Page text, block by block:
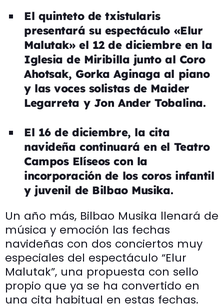
El quinteto de txistularis
presentará su espectáculo «Elur
Malutak» el 12 de diciembre en la
Iglesia de Miribilla junto al Coro
Ahotsak, Gorka Aginaga al piano
y las voces solistas de Maider
Legarreta y Jon Ander Tobalina.
El 16 de diciembre, la cita
navideña continuará en el Teatro
Campos Elíseos con la
incorporación de los coros infantil
y juvenil de Bilbao Musika.
Un año más, Bilbao Musika llenará de
música y emoción las fechas
navideñas con dos conciertos muy
especiales del espectáculo “Elur
Malutak”, una propuesta con sello
propio que ya se ha convertido en
una cita habitual en estas fechas.